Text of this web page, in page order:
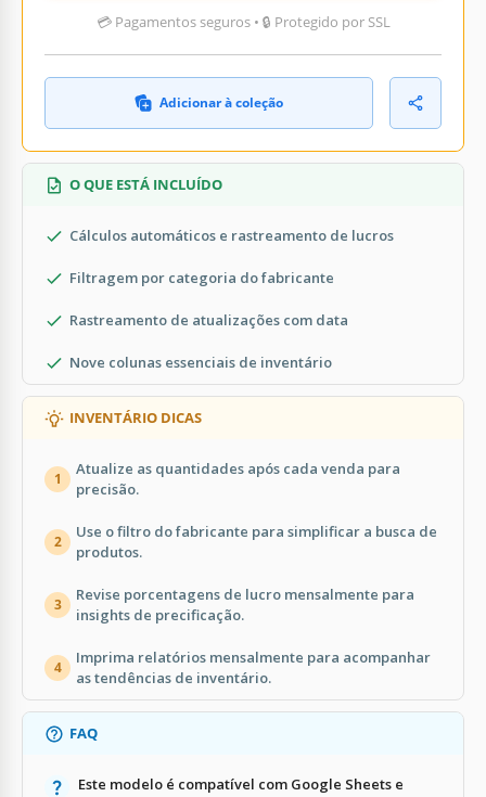
💳 Pagamentos seguros • 🔒 Protegido por SSL
Adicionar à coleção
O QUE ESTÁ INCLUÍDO
Cálculos automáticos e rastreamento de lucros
Filtragem por categoria do fabricante
Rastreamento de atualizações com data
Nove colunas essenciais de inventário
INVENTÁRIO DICAS
1
Atualize as quantidades após cada venda para
precisão.
2
Use o filtro do fabricante para simplificar a busca de
produtos.
3
Revise porcentagens de lucro mensalmente para
insights de precificação.
4
Imprima relatórios mensalmente para acompanhar
as tendências de inventário.
FAQ
Este modelo é compatível com Google Sheets e